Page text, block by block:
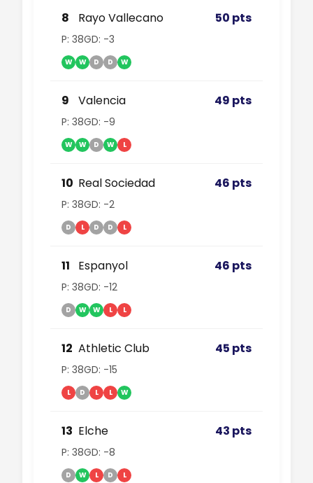
8 Rayo Vallecano 50 pts
P: 38GD: -3
W W D D W
9 Valencia 49 pts
P: 38GD: -9
W W D W L
10 Real Sociedad 46 pts
P: 38GD: -2
D L D D L
11 Espanyol 46 pts
P: 38GD: -12
D W W L L
12 Athletic Club 45 pts
P: 38GD: -15
L D L L W
13 Elche 43 pts
P: 38GD: -8
D W L D L